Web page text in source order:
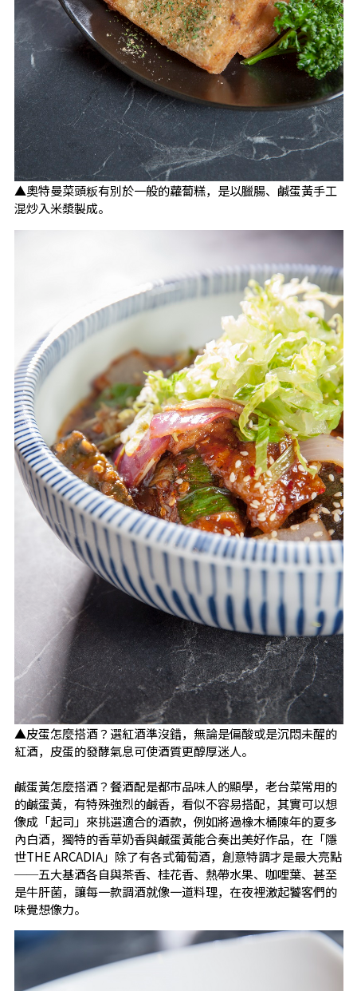
▲奧特曼菜頭粄有別於一般的蘿蔔糕，是以臘腸、鹹蛋黃手工
混炒入米漿製成。
▲皮蛋怎麼搭酒？選紅酒準沒錯，無論是偏酸或是沉悶未醒的
紅酒，皮蛋的發酵氣息可使酒質更醇厚迷人。
鹹蛋黃怎麼搭酒？餐酒配是都市品味人的顯學，老台菜常用的
的鹹蛋黃，有特殊強烈的鹹香，看似不容易搭配，其實可以想
像成「起司」來挑選適合的酒款，例如將過橡木桶陳年的夏多
內白酒，獨特的香草奶香與鹹蛋黃能合奏出美好作品，在「隱
世THE ARCADIA」除了有各式葡萄酒，創意特調才是最大亮點
──五大基酒各自與茶香、桂花香、熱帶水果、咖哩葉、甚至
是牛肝菌，讓每一款調酒就像一道料理，在夜裡激起饕客們的
味覺想像力。